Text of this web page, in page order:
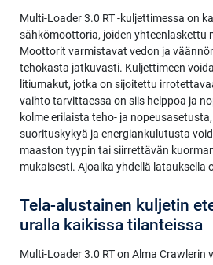
Multi-Loader 3.0 RT -kuljettimessa on
sähkömoottoria, joiden yhteenlaskettu
Moottorit varmistavat vedon ja
tehokasta jatkuvasti. Kuljettimeen
litiumakut, jotka on sijoitettu
vaihto tarvittaessa on siis helppoa ja
kolme erilaista teho- ja
suorituskykyä ja energiankulutusta
maaston tyypin tai siirrettävän
mukaisesti. Ajoaika yhdellä latauksella
Tela-alustainen kuljetin
uralla kaikissa tilanteissa
Multi-Loader 3.0 RT on Alma Crawlerin